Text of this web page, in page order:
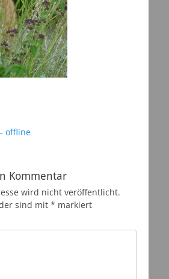
offline
Kommentar
wird nicht veröffentlicht.
sind mit * markiert